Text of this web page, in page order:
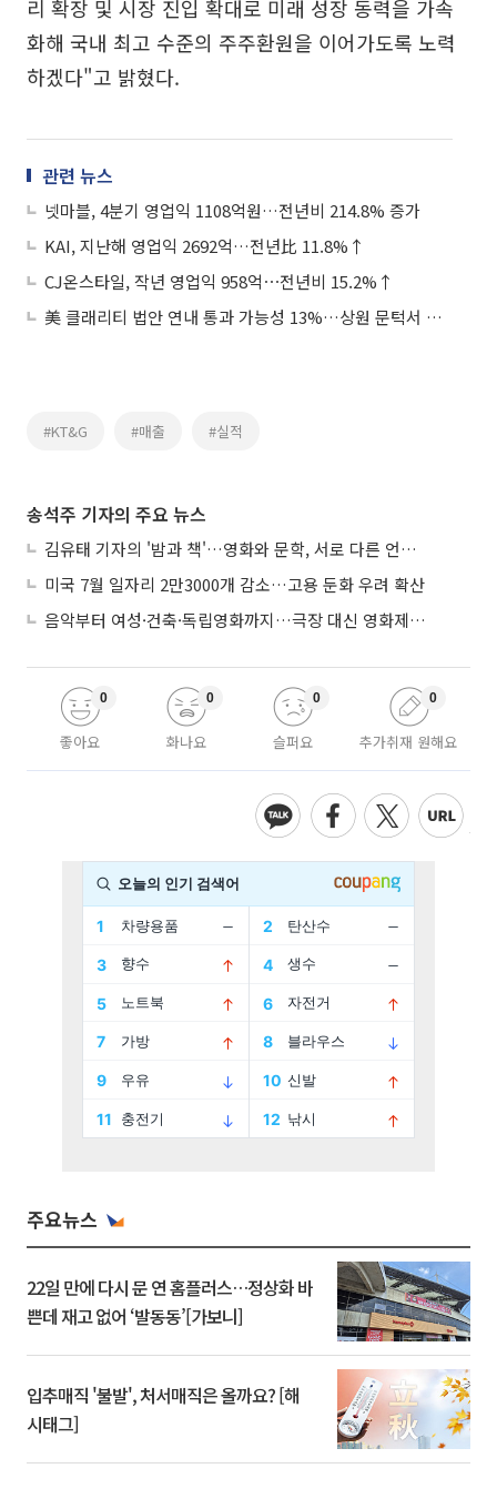
리 확장 및 시장 진입 확대로 미래 성장 동력을 가속
화해 국내 최고 수준의 주주환원을 이어가도록 노력
하겠다"고 밝혔다.
관련 뉴스
넷마블, 4분기 영업익 1108억원…전년비 214.8% 증가
KAI, 지난해 영업익 2692억…전년比 11.8%↑
CJ온스타일, 작년 영업익 958억⋯전년비 15.2%↑
美 클래리티 법안 연내 통과 가능성 13%…상원 문턱서 제동
#KT&G #매출 #실적
송석주 기자의 주요 뉴스
김유태 기자의 '밤과 책'…영화와 문학, 서로 다른 언어를 읽다
미국 7월 일자리 2만3000개 감소…고용 둔화 우려 확산
음악부터 여성·건축·독립영화까지…극장 대신 영화제로 즐기는 스크린 여행
좋아요
0
화나요
0
슬퍼요
0
추가취재 원해요
0
주요뉴스
22일 만에 다시 문 연 홈플러스…정상화 바
쁜데 재고 없어 ‘발동동’[가보니]
입추매직 '불발', 처서매직은 올까요? [해
시태그]